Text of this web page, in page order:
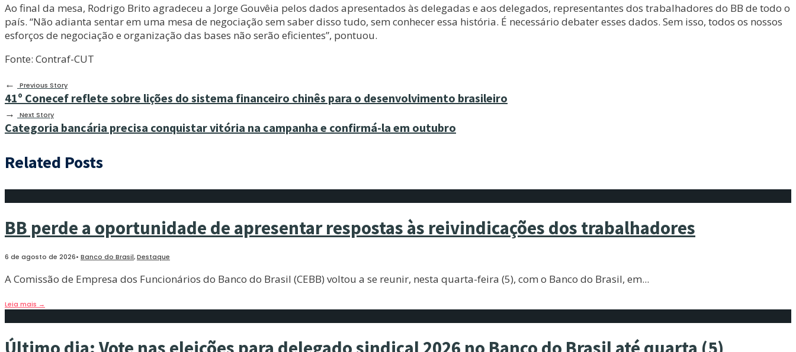
Ao final da mesa, Rodrigo Brito agradeceu a Jorge Gouvêia pelos dados apresentados às delegadas e aos delegados, representantes dos trabalhadores do BB de todo o
país. “Não adianta sentar em uma mesa de negociação sem saber disso tudo, sem conhecer essa história. É necessário debater esses dados. Sem isso, todos os nossos
esforços de negociação e organização das bases não serão eficientes”, pontuou.
Fonte: Contraf-CUT
←
Previous Story
41º Conecef reflete sobre lições do sistema financeiro chinês para o desenvolvimento brasileiro
→ Next Story
Categoria bancária precisa conquistar vitória na campanha e confirmá-la em outubro
Related Posts
BB perde a oportunidade de apresentar respostas às reivindicações dos trabalhadores
6 de agosto de 2026• Banco do Brasil,Destaque
A Comissão de Empresa dos Funcionários do Banco do Brasil (CEBB) voltou a se reunir, nesta quarta-feira (5), com o Banco do Brasil, em...
Leia mais →